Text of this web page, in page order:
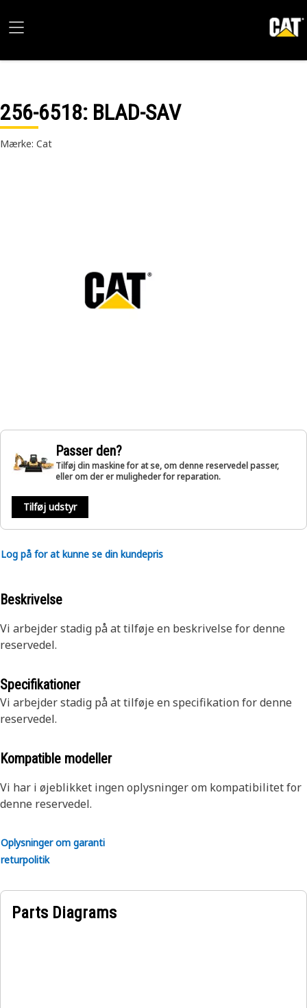
256-6518: BLAD-SAV
Mærke: Cat
Passer den?
Tilføj din maskine for at se, om denne reservedel passer,
eller om der er muligheder for reparation.
Tilføj udstyr
Log på for at kunne se din kundepris
Beskrivelse
Vi arbejder stadig på at tilføje en beskrivelse for denne
reservedel.
Specifikationer
Vi arbejder stadig på at tilføje en specifikation for denne
reservedel.
Kompatible modeller
Vi har i øjeblikket ingen oplysninger om kompatibilitet for
denne reservedel.
Oplysninger om garanti
returpolitik
Parts Diagrams